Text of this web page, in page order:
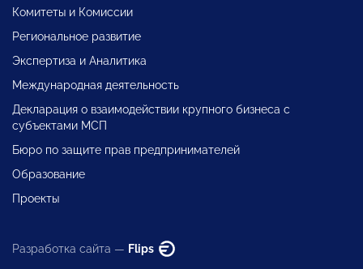
Комитеты и Комиссии
Региональное развитие
Экспертиза и Аналитика
Международная деятельность
Декларация о взаимодействии крупного бизнеса с
субъектами МСП
Бюро по защите прав предпринимателей
Образование
Проекты
Разработка сайта — Flips